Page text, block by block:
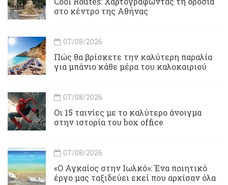
στο κέντρο της Αθήνας
07/08/2026
Πώς θα βρίσκετε την καλύτερη παραλία
για μπάνιο κάθε μέρα του καλοκαιριού
07/08/2026
Οι 15 ταινίες με το καλύτερο άνοιγμα
στην ιστορία του box office
07/08/2026
«Ο Αγκαίος στην Ιωλκό»: Ένα ποιητικό
έργο μας ταξιδεύει εκεί που αρχίσαν όλα